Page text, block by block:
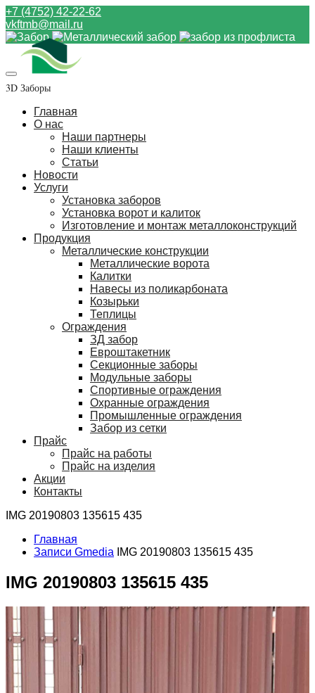
+7 (4752) 42-22-62
vkftmb@mail.ru
3D Заборы
Главная
О нас
Наши партнеры
Наши клиенты
Статьи
Новости
Услуги
Установка заборов
Установка ворот и калиток
Изготовление и монтаж металлоконструкций
Продукция
Металлические конструкции
Металлические ворота
Калитки
Навесы из поликарбоната
Козырьки
Теплицы
Ограждения
ЗД забор
Евроштакетник
Секционные заборы
Модульные заборы
Спортивные ограждения
Охранные ограждения
Промышленные ограждения
Забор из сетки
Прайс
Прайс на работы
Прайс на изделия
Акции
Контакты
IMG 20190803 135615 435
Главная
Записи Gmedia
IMG 20190803 135615 435
IMG 20190803 135615 435